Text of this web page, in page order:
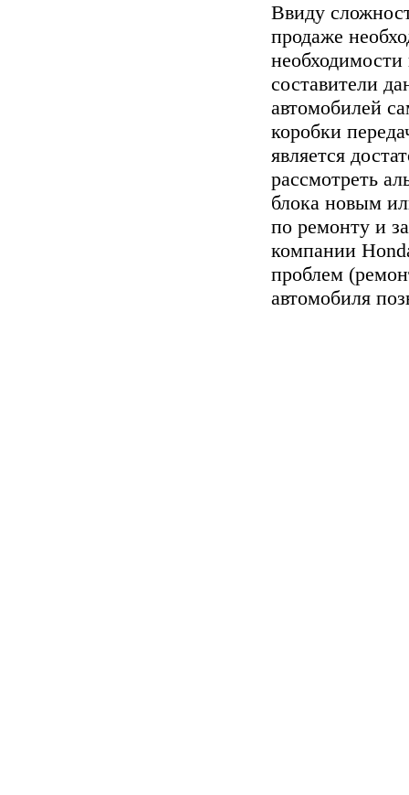
Ввиду
продаже
необходимости
составители
автомобилей
коробки
является
рассмотреть
блока новым
по ремонту и
компании
проблем
автомобиля